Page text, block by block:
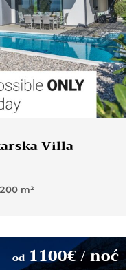
Villa
200 m²
od 1100€/ noć